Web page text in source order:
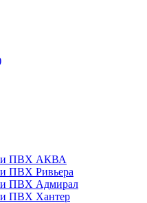
ПВХ АКВА
ПВХ Ривьера
ПВХ Адмирал
ПВХ Хантер